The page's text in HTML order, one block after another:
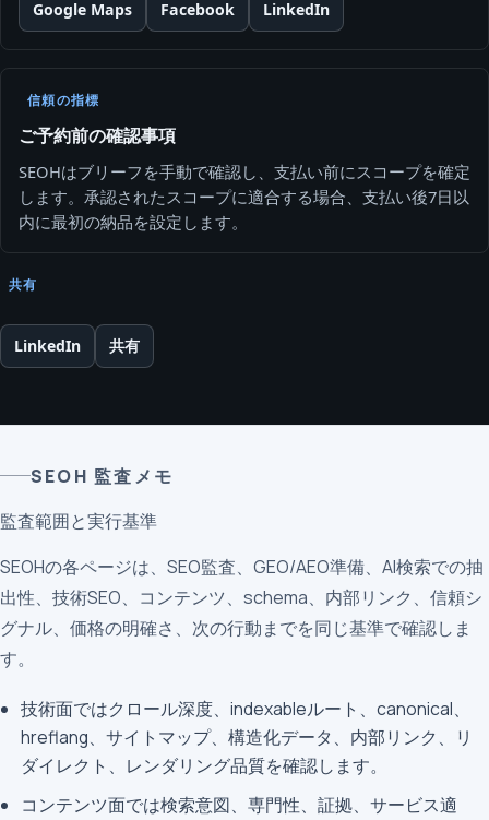
Google Maps Facebook LinkedIn
信頼の指標
ご予約前の確認事項
SEOHはブリーフを手動で確認し、支払い前にスコープを確定
します。承認されたスコープに適合する場合、支払い後7日以
内に最初の納品を設定します。
共有
LinkedIn 共有
SEOH 監査メモ
監査範囲と実行基準
SEOHの各ページは、SEO監査、GEO/AEO準備、AI検索での抽
出性、技術SEO、コンテンツ、schema、内部リンク、信頼シ
グナル、価格の明確さ、次の行動までを同じ基準で確認しま
す。
技術面ではクロール深度、indexableルート、canonical、
hreflang、サイトマップ、構造化データ、内部リンク、リ
ダイレクト、レンダリング品質を確認します。
コンテンツ面では検索意図、専門性、証拠、サービス適